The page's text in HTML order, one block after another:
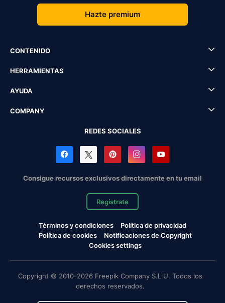
Hazte premium
CONTENIDO
HERRAMIENTAS
AYUDA
COMPANY
REDES SOCIALES
Consigue recursos exclusivos directamente en tu email
Regístrate
Términos y condiciones
Política de privacidad
Política de cookies
Notificaciones de Copyright
Cookies settings
Copyright © 2010-2026 Freepik Company S.L.U. Todos los
derechos reservados.